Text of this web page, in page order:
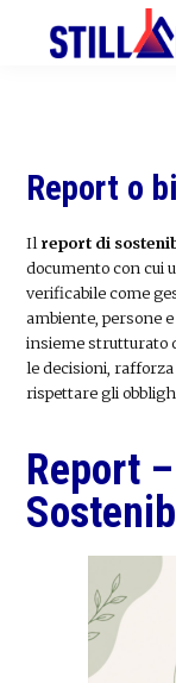
primary
Report o
Il report di
documento con cui
verificabile come
ambiente, persone
insieme strutturato
le decisioni,
rispettare gli
Report